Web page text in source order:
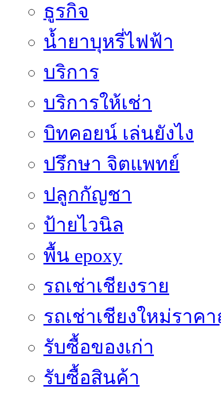
ธูรกิจ
น้ำยาบุหรี่ไฟฟ้า
บริการ
บริการให้เช่า
บิทคอยน์ เล่นยังไง
ปรึกษา จิตแพทย์
ปลูกกัญชา
ป้ายไวนิล
พื้น epoxy
รถเช่าเชียงราย
รถเช่าเชียงใหม่ราค
รับซื้อของเก่า
รับซื้อสินค้า